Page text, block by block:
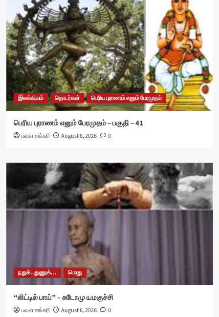
இலக்கியம் தொடர்கள் பெரிய புராணம் எனும் பேரமுதம்
பெரிய புராணம் எனும் பேரமுதம் – பகுதி – 41
பவள சங்கரி August 6, 2026 0
நறுக்..துணுக்... பொது
“லிட்டில் பாய்” – சுடோமு யமகுச்சி
பவள சங்கரி August 6, 2026 0